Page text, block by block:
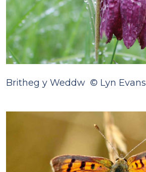
Britheg y Weddw © Lyn Evans